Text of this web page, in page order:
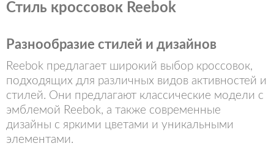
Стиль кроссовок Reebok
Разнообразие стилей и дизайнов
Reebok предлагает широкий выбор кроссовок,
подходящих для различных видов активностей и
стилей. Они предлагают классические модели с
эмблемой Reebok, а также современные
дизайны с яркими цветами и уникальными
элементами.